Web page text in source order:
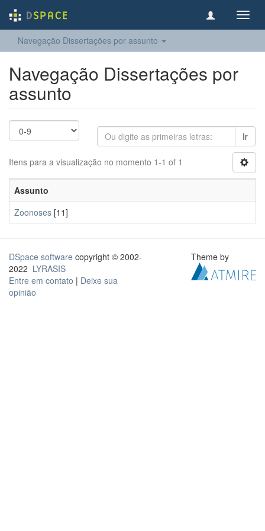
Navegação Dissertações por assunto
Navegação Dissertações por
assunto
Ir
Itens para a visualização no momento 1-1 of 1
Assunto
Zoonoses [11]
DSpace software copyright © 2002-
2022 LYRASIS
Entre em contato | Deixe sua
opinião
Theme by